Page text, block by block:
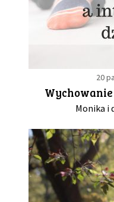
20
Monika i